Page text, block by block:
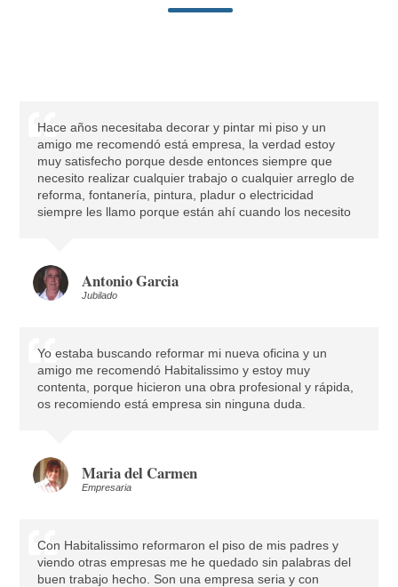
Hace años necesitaba decorar y pintar mi piso y un
amigo me recomendó está empresa, la verdad estoy
muy satisfecho porque desde entonces siempre que
necesito realizar cualquier trabajo o cualquier arreglo de
reforma, fontanería, pintura, pladur o electricidad
siempre les llamo porque están ahí cuando los necesito
Antonio Garcia
Jubilado
Yo estaba buscando reformar mi nueva oficina y un
amigo me recomendó Habitalissimo y estoy muy
contenta, porque hicieron una obra profesional y rápida,
os recomiendo está empresa sin ninguna duda.
Maria del Carmen
Empresaria
Con Habitalissimo reformaron el piso de mis padres y
viendo otras empresas me he quedado sin palabras del
buen trabajo hecho. Son una empresa seria y con